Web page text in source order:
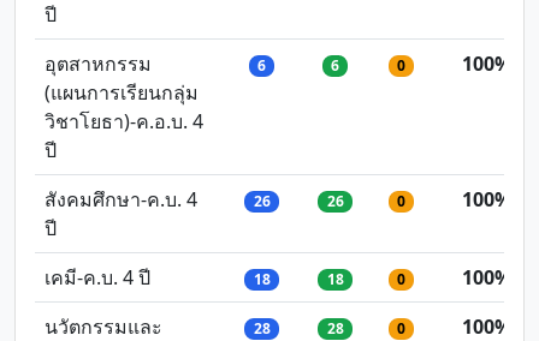
ปี
อุตสาหกรรม
(แผนการเรียนกลุ่ม
วิชาโยธา)-ค.อ.บ. 4
ปี
6 6 0 100%
สังคมศึกษา-ค.บ. 4
ปี
26 26 0 100%
เคมี-ค.บ. 4 ปี 18 18 0
100%
นวัตกรรมและ
28 28 0 100%